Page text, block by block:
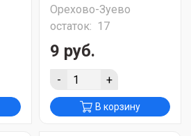
Орехово-Зуево
остаток: 17
9 руб.
- +
В корзину